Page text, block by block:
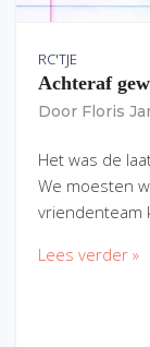
RC'TJE
Achteraf
Door Floris
Het was de
We moesten
vriendenteam
Lees verder »